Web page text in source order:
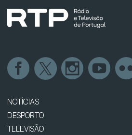
NOTÍCIAS
DESPORTO
TELEVISÃO